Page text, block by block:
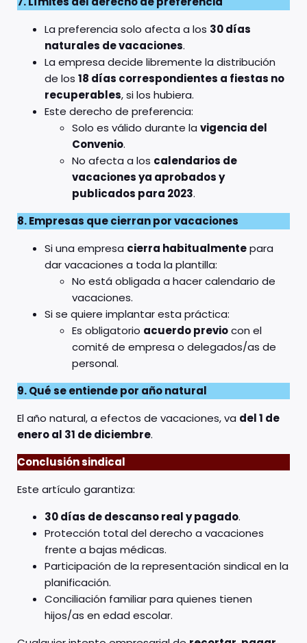
La preferencia solo afecta a los 30 días
naturales de vacaciones.
La empresa decide libremente la distribución
de los 18 días correspondientes a fiestas no
recuperables, si los hubiera.
Este derecho de preferencia:
Solo es válido durante la vigencia del
Convenio.
No afecta a los calendarios de
vacaciones ya aprobados y
publicados para 2023.
8. Empresas que cierran por vacaciones
Si una empresa cierra habitualmentepara
dar vacaciones a toda la plantilla:
No está obligada a hacer calendario de
vacaciones.
Si se quiere implantar esta práctica:
Es obligatorio acuerdo previocon el
comité de empresa o delegados/as de
personal.
9. Qué se entiende por año natural
El año natural, a efectos de vacaciones, va del 1 de
enero al 31 de diciembre.
Conclusión sindical
Este artículo garantiza:
30 días de descanso real y pagado.
Protección total del derecho a vacaciones
frente a bajas médicas.
Participación de la representación sindical en la
planificación.
Conciliación familiar para quienes tienen
hijos/as en edad escolar.